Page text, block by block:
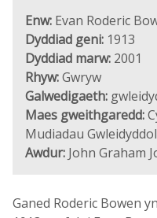
Enw: Evan Roderic
Dyddiad geni: 1913
Dyddiad marw: 2001
Rhyw:Gwryw
Galwedigaeth:
Maes gweithgaredd:
Mudiadau Gwleidyddol
Awdur: John Graham
Ganed Roderic Bowen